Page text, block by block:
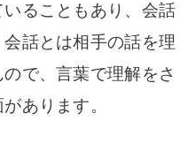
ることもあり、会話
話とは相手の話を理
で、言葉で理解をさ
あります。